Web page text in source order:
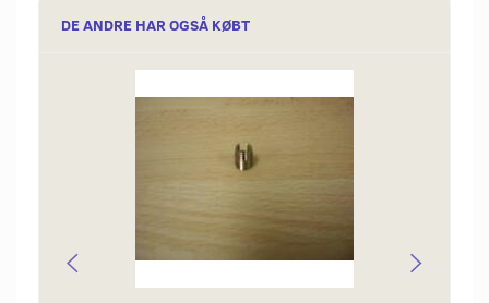
DE ANDRE HAR OGSÅ KØBT